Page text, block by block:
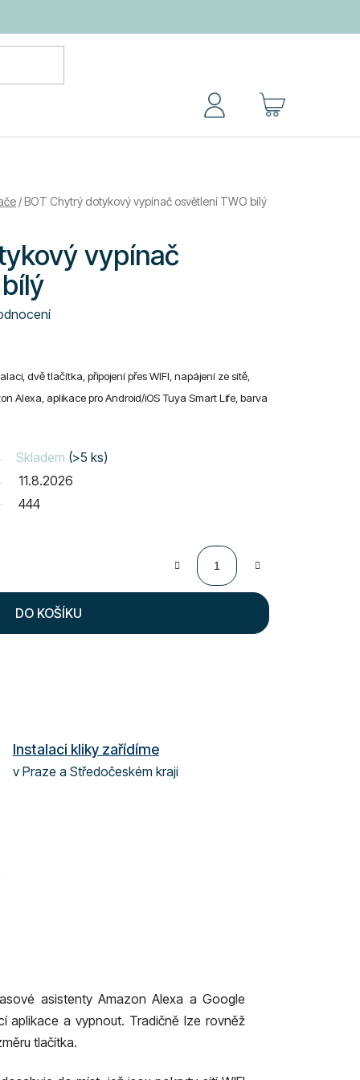
NÁKUPNÍ
/BOT Chytrý dotykový vypínač osvětlení TWO bílý
vypínač
dvě tlačítka, připojení přes WIFI, napájení ze sítě,
Alexa, aplikace pro Android/iOS Tuya Smart Life, barva
Skladem (>5 ks)
11.8.2026
444
DO KOŠÍKU
Instalaci kliky zařídíme
v Praze a Středočeském kraji
asistenty Amazon Alexa a Google
aplikace a vypnout. Tradičně lze rovněž
tlačítka.